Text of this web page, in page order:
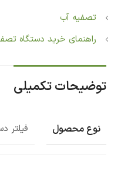
تصفیه آب
راهنمای خرید دستگاه
توضیحات تکمیلی
نوع محصول فیلتر